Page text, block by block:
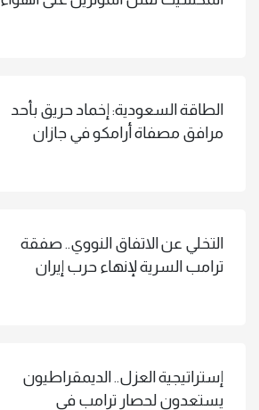
الطاقة السعودية: إخماد حريق بأحد
مرافق مصفاة أرامكو في جازان
التخلي عن الاتفاق النووي.. صفقة
ترامب السرية لإنهاء حرب إيران
إستراتيجية العزل.. الديمقراطيون
يستعدون لحصار ترامب في